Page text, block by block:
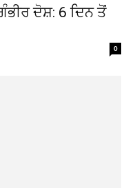
ਦੋਸ਼: 6 ਦਿਨ ਤੋਂ
0